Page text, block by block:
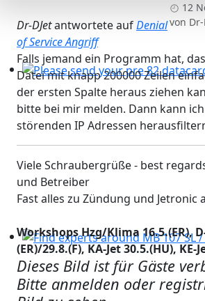
Please send your pre 82
Find experts around MB 107 SL /
12
von
Dr-DJetantwortete aufDenial
of Service Angriff
Falls jemand ein Programm hat,
Datei mit knapp 200000 Zeilen
der ersten Spalte heraus ziehen
bitte bei mir melden. Dann kann
störenden IP Adressen
Viele Schraubergrüße - best
und Betreiber
Fast alles zu Zündung und Jetronic
Workshops Hzg/Klima 16.5.(ER),
(ER)/29.8.(F), KA-Jet 30.5.(HU), KE-
Dieses Bild ist für Gäste
Bitte anmelden oder